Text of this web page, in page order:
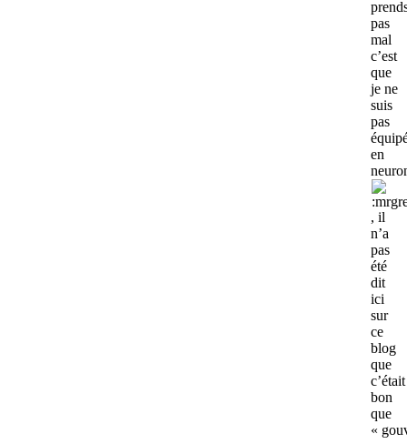
pas
mal
c’est
que
je ne
suis
pas
en
, il
n’a
pas
été
dit
ici
sur
ce
blog
que
c’était
bon
que
«